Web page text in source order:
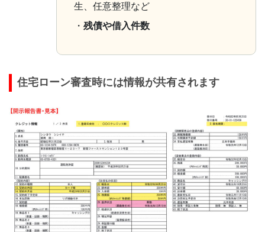
生、任意整理など
・ 残債や借入件数
住宅ローン審査時には情報が共有されます